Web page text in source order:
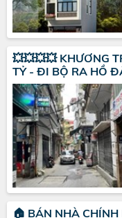
💥💥💥💥 KHƯƠNG
TỶ - ĐI BỘ RA HỒ
🏠 BÁN NHÀ